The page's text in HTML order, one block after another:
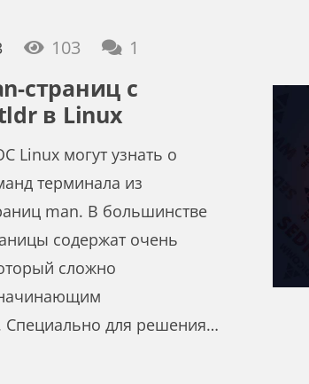
103 1
страниц с
в Linux
Linux могут узнать о
терминала из
man. В большинстве
содержат очень
сложно
Специально для решения…